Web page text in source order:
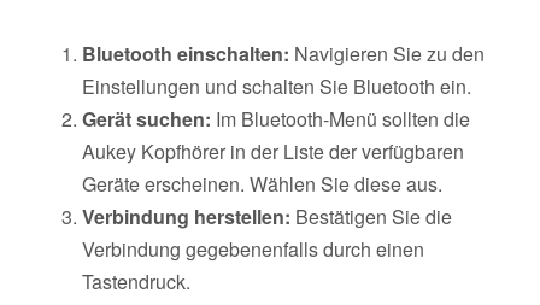
Bluetooth einschalten: Navigieren Sie zu den
Einstellungen und schalten Sie Bluetooth ein.
Gerät suchen: Im Bluetooth-Menü sollten die
Aukey Kopfhörer in der Liste der verfügbaren
Geräte erscheinen. Wählen Sie diese aus.
Verbindung herstellen: Bestätigen Sie die
Verbindung gegebenenfalls durch einen
Tastendruck.